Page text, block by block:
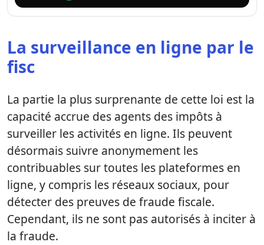
La surveillance en ligne par le
fisc
La partie la plus surprenante de cette loi est la
capacité accrue des agents des impôts à
surveiller les activités en ligne. Ils peuvent
désormais suivre anonymement les
contribuables sur toutes les plateformes en
ligne, y compris les réseaux sociaux, pour
détecter des preuves de fraude fiscale.
Cependant, ils ne sont pas autorisés à inciter à
la fraude.